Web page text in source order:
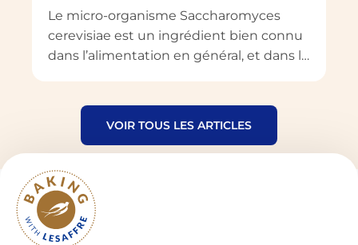
Le micro-organisme Saccharomyces
cerevisiae est un ingrédient bien connu
dans l’alimentation en général, et dans la
ce champignon microscopique
unicellulaire présente un grand intérêt
nutritionnel, ce qui en fait un bon
complément alimentaire ! Les levures
nutritives et fonctionnelles peuvent se
retrouver dans […]
VOIR TOUS LES ARTICLES